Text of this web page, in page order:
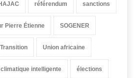
référendum sanctions
Pierre Étienne SOGENER
Transition Union africaine
climatique intelligente élections